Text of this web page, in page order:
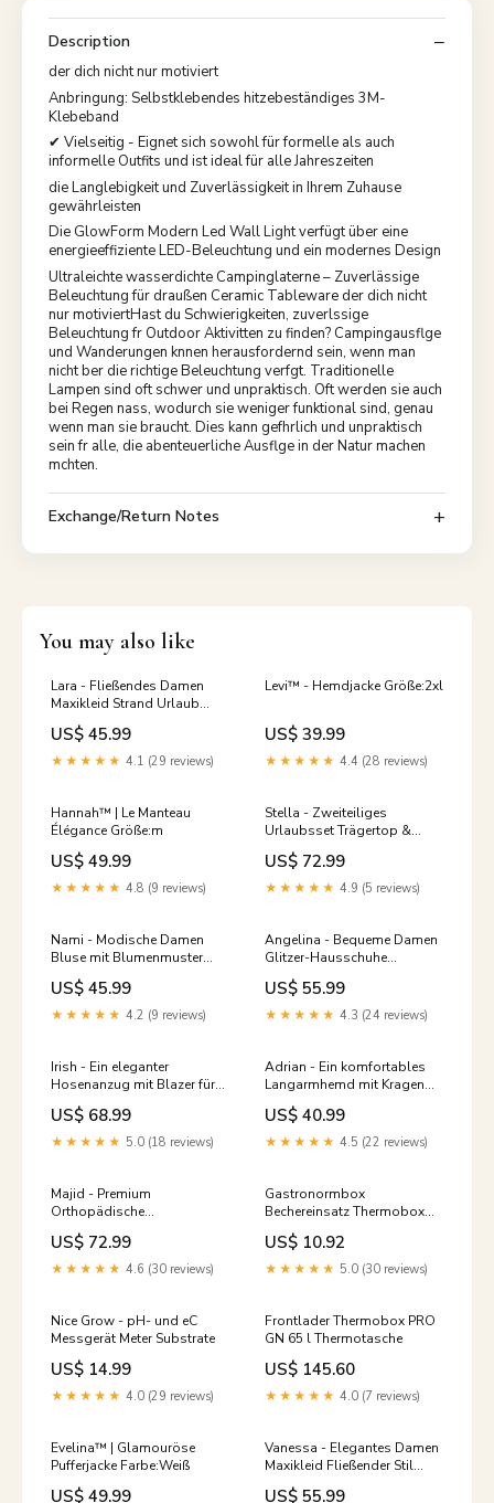
Description
der dich nicht nur motiviert
Anbringung: Selbstklebendes hitzebeständiges 3M-
Klebeband
✔ Vielseitig - Eignet sich sowohl für formelle als auch
informelle Outfits und ist ideal für alle Jahreszeiten
die Langlebigkeit und Zuverlässigkeit in Ihrem Zuhause
gewährleisten
Die GlowForm Modern Led Wall Light verfügt über eine
energieeffiziente LED-Beleuchtung und ein modernes Design
Ultraleichte wasserdichte Campinglaterne – Zuverlässige
Beleuchtung für draußen Ceramic Tableware der dich nicht
nur motiviertHast du Schwierigkeiten, zuverlssige
Beleuchtung fr Outdoor Aktivitten zu finden? Campingausflge
und Wanderungen knnen herausfordernd sein, wenn man
nicht ber die richtige Beleuchtung verfgt. Traditionelle
Lampen sind oft schwer und unpraktisch. Oft werden sie auch
bei Regen nass, wodurch sie weniger funktional sind, genau
wenn man sie braucht. Dies kann gefhrlich und unpraktisch
sein fr alle, die abenteuerliche Ausflge in der Natur machen
mchten.
Exchange/Return Notes
You may also like
Lara - Fließendes Damen
Maxikleid Strand Urlaub
Größe:XL
US$ 45.99
★★★★★ 4.1 (29 reviews)
Levi™ - Hemdjacke Größe:2xl
US$ 39.99
★★★★★ 4.4 (28 reviews)
Hannah™ | Le Manteau
Élégance Größe:m
US$ 49.99
★★★★★ 4.8 (9 reviews)
Stella - Zweiteiliges
Urlaubsset Trägertop &
Rüschenrock Damen
Badesachen
US$ 72.99
★★★★★ 4.9 (5 reviews)
Nami - Modische Damen
Bluse mit Blumenmuster
Stilvolles Oberteil
sommerkleid kurzarm
US$ 45.99
★★★★★ 4.2 (9 reviews)
Angelina - Bequeme Damen
Glitzer-Hausschuhe
Größe:35
US$ 55.99
★★★★★ 4.3 (24 reviews)
Irish - Ein eleganter
Hosenanzug mit Blazer für
Damen bequeme
damenhose alltag
US$ 68.99
★★★★★ 5.0 (18 reviews)
Adrian - Ein komfortables
Langarmhemd mit Kragen
männer sommersneaker
US$ 40.99
★★★★★ 4.5 (22 reviews)
Majid - Premium
Orthopädische
Herrenschuhe Stil Größe:42
US$ 72.99
★★★★★ 4.6 (30 reviews)
Gastronormbox
Bechereinsatz Thermobox
teilbar
US$ 10.92
★★★★★ 5.0 (30 reviews)
Nice Grow - pH- und eC
Messgerät Meter Substrate
US$ 14.99
★★★★★ 4.0 (29 reviews)
Frontlader Thermobox PRO
GN 65 l Thermotasche
US$ 145.60
★★★★★ 4.0 (7 reviews)
Evelina™ | Glamouröse
Pufferjacke Farbe:Weiß
US$ 49.99
Vanessa - Elegantes Damen
Maxikleid Fließender Stil
blazer damen figurbetont
US$ 55.99